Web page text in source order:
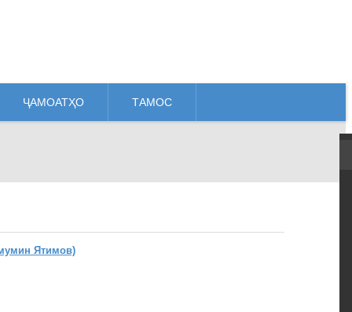
ҶАМОАТҲО ТАМОС
Ятимов)